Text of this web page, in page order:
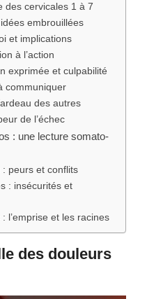
des cervicales 1 à 7
embrouillées
et implications
à l’action
exprimée et culpabilité
communiquer
des autres
de l’échec
: une lecture somato-
peurs et conflits
: insécurités et
l’emprise et les racines
des douleurs